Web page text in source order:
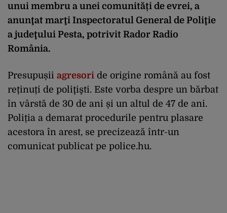
unui membru a unei comunități de evrei, a
anunţat marţi Inspectoratul General de Poliţie
a judeţului Pesta, potrivit Rador Radio
România.
Presupușii agresori de origine română au fost
reținuți de poliţişti. Este vorba despre un bărbat
în vârstă de 30 de ani și un altul de 47 de ani.
Poliția a demarat procedurile pentru plasare
acestora în arest, se precizează într-un
comunicat publicat pe police.hu.